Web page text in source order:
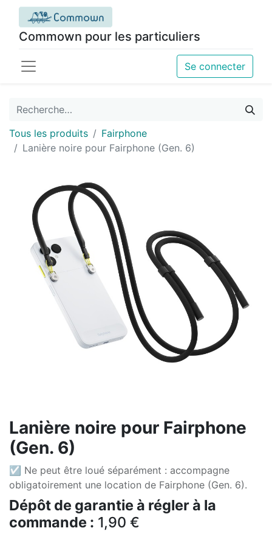
Commown pour les particuliers
Se connecter
Tous les produits
Fairphone
Lanière noire pour Fairphone (Gen. 6)
Lanière noire pour Fairphone
(Gen. 6)
☑ Ne peut être loué séparément : accompagne
obligatoirement une location de Fairphone (Gen. 6).
Dépôt de garantie à régler à la
commande : 1,90 €